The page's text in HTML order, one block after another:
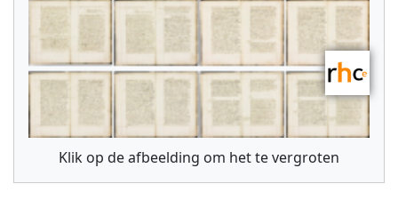
Klik op de afbeelding om het te vergroten